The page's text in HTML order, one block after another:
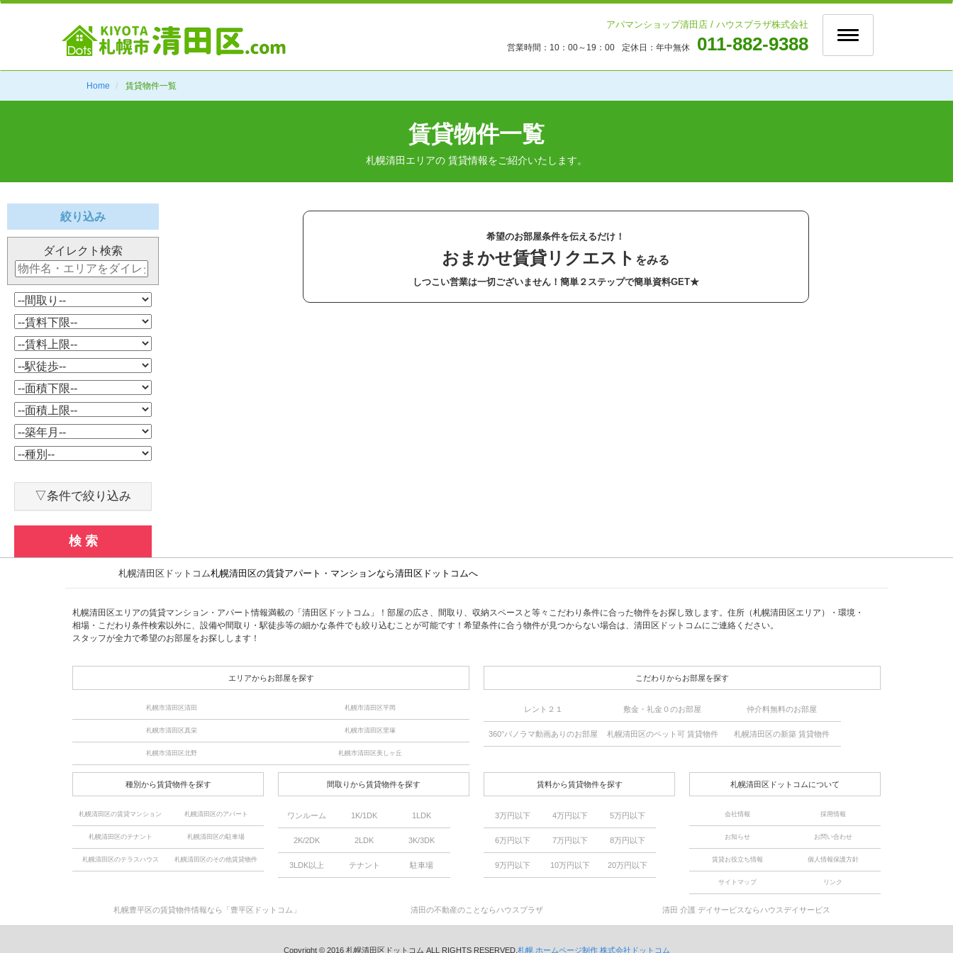
Toggle
navigation
アパマンショップ清田店 / ハウスプラザ株式会社
011-882-9388
営業時間： 10：00～19：00 定休日： 年中無休
Home 賃貸物件一覧
賃貸物件一覧
札幌清田エリアの 賃貸情報をご紹介いたします。
絞り込み
ダイレクト検索
▽条件で絞り込み
検 索
希望のお部屋条件を伝えるだけ！
おまかせ賃貸リクエスト をみる
しつこい営業は一切ございません！簡単２ステップで簡単資料GET★
札幌清田区ドットコム札幌清田区の賃貸アパート・マンションなら清田区ドットコムへ
札幌清田区エリアの賃貸マンション・アパート情報満載の「清田区ドットコム」！部屋の広さ、間取り、収納スペースと等々こだわり条件に合った物件をお探し致します。住所（札幌清田区エリア）・環境・
相場・こだわり条件検索以外に、設備や間取り・駅徒歩等の細かな条件でも絞り込むことが可能です！希望条件に合う物件が見つからない場合は、清田区ドットコムにご連絡ください。
スタッフが全力で希望のお部屋をお探しします！
エリアからお部屋を探す
札幌市清田区清田 札幌市清田区平岡
札幌市清田区真栄 札幌市清田区里塚
札幌市清田区北野 札幌市清田区美しヶ丘
こだわりからお部屋を探す
レント２１ 敷金・礼金０のお部屋 仲介料無料のお部屋
360°パノラマ動画ありのお部屋 札幌清田区のペット可 賃貸物件 札幌清田区の新築 賃貸物件
種別から賃貸物件を探す
札幌清田区の賃貸マンション 札幌清田区のアパート
札幌清田区のテナント 札幌清田区の駐車場
札幌清田区のテラスハウス 札幌清田区のその他賃貸物件
間取りから賃貸物件を探す
ワンルーム 1K/1DK 1LDK
2K/2DK 2LDK 3K/3DK
3LDK以上 テナント 駐車場
賃料から賃貸物件を探す
3万円以下 4万円以下 5万円以下
6万円以下 7万円以下 8万円以下
9万円以下 10万円以下 20万円以下
札幌清田区ドットコムについて
会社情報 採用情報
お知らせ お問い合わせ
賃貸お役立ち情報 個人情報保護方針
サイトマップ リンク
札幌豊平区の賃貸物件情報なら「豊平区ドットコム」 清田の不動産のことならハウスプラザ 清田 介護 デイサービスならハウスデイサービス
Copyright © 2016 札幌清田区ドットコム ALL RIGHTS RESERVED. 札幌 ホームページ制作 株式会社ドットコム